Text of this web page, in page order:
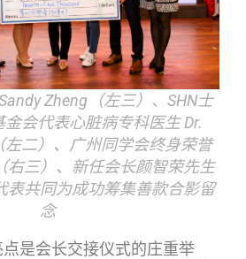
Zheng（左三）、SHN士
会代表心脏病专科医生 Dr.
左二）、广州同学会终身荣誉
右三）、新任会长颜智荣先生
表共同为成功筹集善款合影留
念
是会长交接仪式的庄重举